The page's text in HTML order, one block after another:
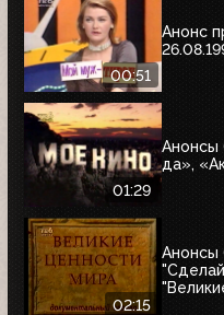
00:51
Анонс
01:29
Анонсы
да»,
02:15
Анонсы